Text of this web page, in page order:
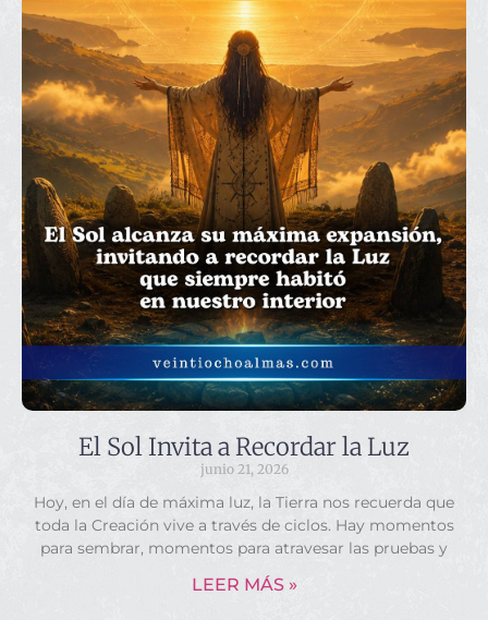
El Sol Invita a Recordar la Luz
junio 21, 2026
Hoy, en el día de máxima luz, la Tierra nos recuerda que
toda la Creación vive a través de ciclos. Hay momentos
para sembrar, momentos para atravesar las pruebas y
LEER MÁS »